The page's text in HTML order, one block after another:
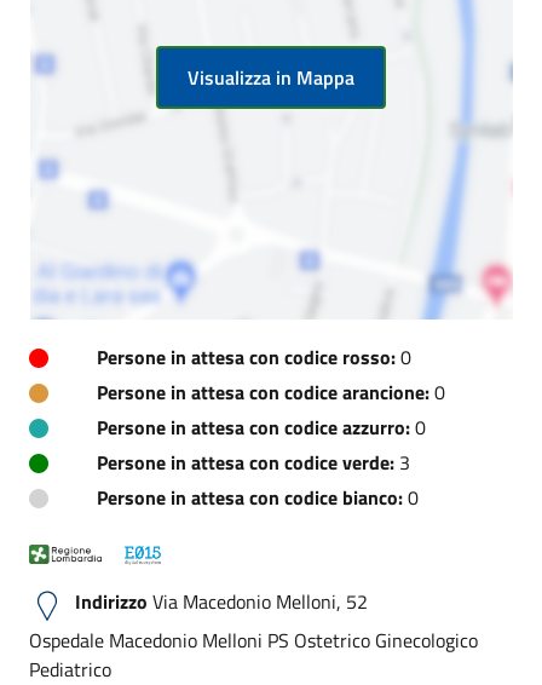
Visualizza in Mappa
Persone in attesa con codice rosso:0
Persone in attesa con codice arancione:0
Persone in attesa con codice azzurro:0
Persone in attesa con codice verde: 3
Persone in attesa con codice bianco:0
Indirizzo Via Macedonio Melloni, 52
Ospedale Macedonio Melloni PS Ostetrico Ginecologico
Pediatrico